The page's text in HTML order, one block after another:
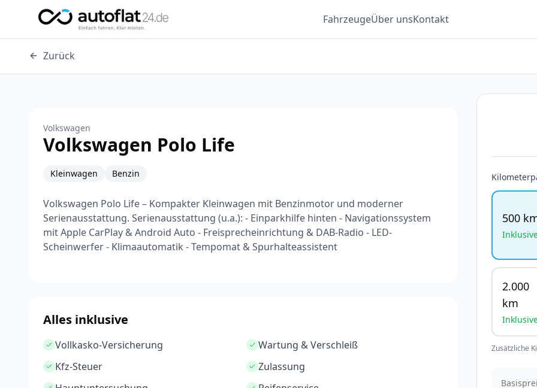
FahrzeugeÜber unsKontakt
Zurück
Volkswagen
Volkswagen Polo Life
Kleinwagen Benzin
Volkswagen Polo Life – Kompakter Kleinwagen mit Benzinmotor und moderner
Serienausstattung. Serienausstattung (u.a.): - Einparkhilfe hinten - Navigationssystem
mit Apple CarPlay & Android Auto - Freisprecheinrichtung & DAB-Radio - LED-
Scheinwerfer - Klimaautomatik - Tempomat & Spurhalteassistent
Alles inklusive
Vollkasko-Versicherung
Wartung & Verschleiß
Kfz-Steuer
Zulassung
500
2.000
km
Zusätzliche